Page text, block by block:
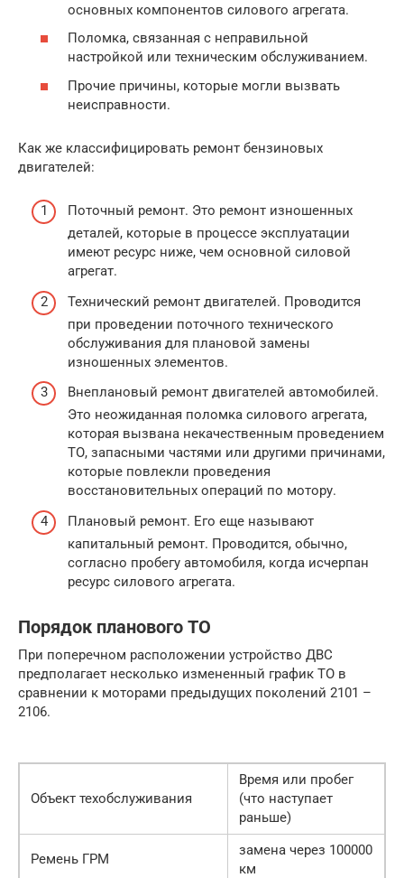
основных компонентов силового агрегата.
Поломка, связанная с неправильной
настройкой или техническим обслуживанием.
Прочие причины, которые могли вызвать
неисправности.
Как же классифицировать ремонт бензиновых
двигателей:
Поточный ремонт. Это ремонт изношенных
деталей, которые в процессе эксплуатации
имеют ресурс ниже, чем основной силовой
агрегат.
Технический ремонт двигателей. Проводится
при проведении поточного технического
обслуживания для плановой замены
изношенных элементов.
Внеплановый ремонт двигателей автомобилей.
Это неожиданная поломка силового агрегата,
которая вызвана некачественным проведением
ТО, запасными частями или другими причинами,
которые повлекли проведения
восстановительных операций по мотору.
Плановый ремонт. Его еще называют
капитальный ремонт. Проводится, обычно,
согласно пробегу автомобиля, когда исчерпан
ресурс силового агрегата.
Порядок планового ТО
При поперечном расположении устройство ДВС
предполагает несколько измененный график ТО в
сравнении к моторами предыдущих поколений 2101 –
2106.
Объект техобслуживания
Время или пробег
(что наступает
раньше)
Ремень ГРМ
замена через 100000
км